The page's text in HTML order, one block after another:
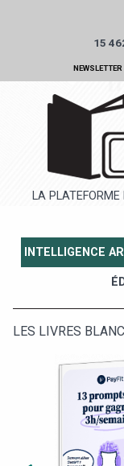
15
NEWSLETTER
LA PLATEFORME
INTELLIGENCE
LES LIVRES